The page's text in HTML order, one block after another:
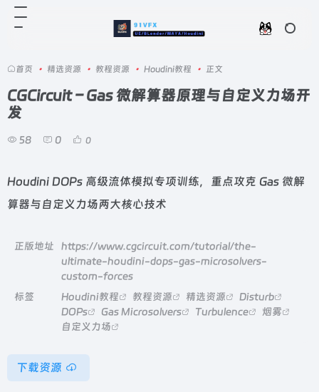
首页 • 精选资源 • 教程资源 • Houdini教程 • 正文
CGCircuit – Gas 微解算器原理与自定义力场开
发
58 0 0
Houdini DOPs 高级流体模拟专项训练，重点攻克 Gas 微解
算器与自定义力场两大核心技术
正版地址
https://www.cgcircuit.com/tutorial/the-
ultimate-houdini-dops-gas-microsolvers-
custom-forces
标签
Houdini教程 教程资源 精选资源
Disturb
DOPs
Gas Microsolvers Turbulence
烟雾
自定义力场
下载资源